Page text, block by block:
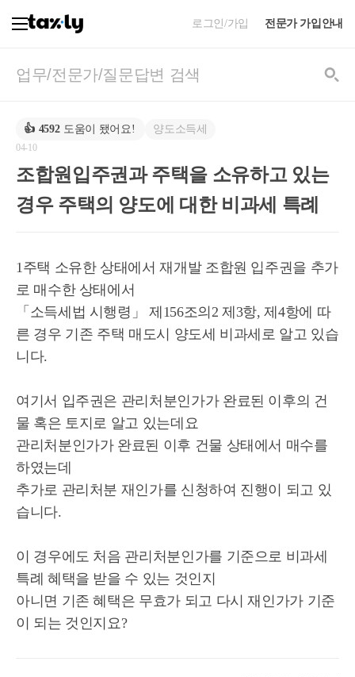
로그인/가입 전문가 가입안내
👍 4592 도움이 됐어요! 양도소득세
04-10
조합원입주권과 주택을 소유하고 있는
경우 주택의 양도에 대한 비과세 특례
1주택 소유한 상태에서 재개발 조합원 입주권을 추가
로 매수한 상태에서
「소득세법 시행령」 제156조의2 제3항, 제4항에 따
른 경우 기존 주택 매도시 양도세 비과세로 알고 있습
니다.
여기서 입주권은 관리처분인가가 완료된 이후의 건
물 혹은 토지로 알고 있는데요
관리처분인가가 완료된 이후 건물 상태에서 매수를
하였는데
추가로 관리처분 재인가를 신청하여 진행이 되고 있
습니다.
이 경우에도 처음 관리처분인가를 기준으로 비과세
특례 혜택을 받을 수 있는 것인지
아니면 기존 혜택은 무효가 되고 다시 재인가가 기준
이 되는 것인지요?